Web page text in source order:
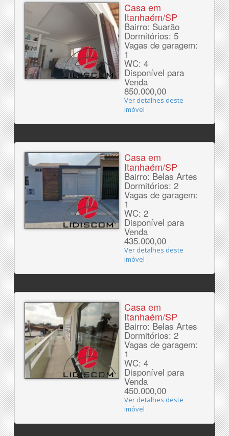
Casa em
Itanhaém/SP
Bairro: Suarão
Dormitórios: 5
Vagas de garagem:
1
WC: 4
Disponível para
Venda
850.000,00
Ver detalhes deste
imóvel
Casa em
Itanhaém/SP
Bairro: Belas Artes
Dormitórios: 2
Vagas de garagem:
1
WC: 2
Disponível para
Venda
435.000,00
Ver detalhes deste
imóvel
Casa em
Itanhaém/SP
Bairro: Belas Artes
Dormitórios: 2
Vagas de garagem:
1
WC: 4
Disponível para
Venda
450.000,00
Ver detalhes deste
imóvel